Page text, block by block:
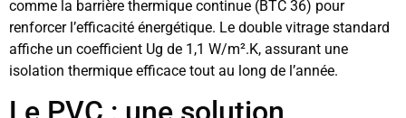
comme la barrière thermique continue (BTC 36) pour
renforcer l’efficacité énergétique. Le double vitrage standard
affiche un coefficient Ug de 1,1 W/m².K, assurant une
isolation thermique efficace tout au long de l’année.